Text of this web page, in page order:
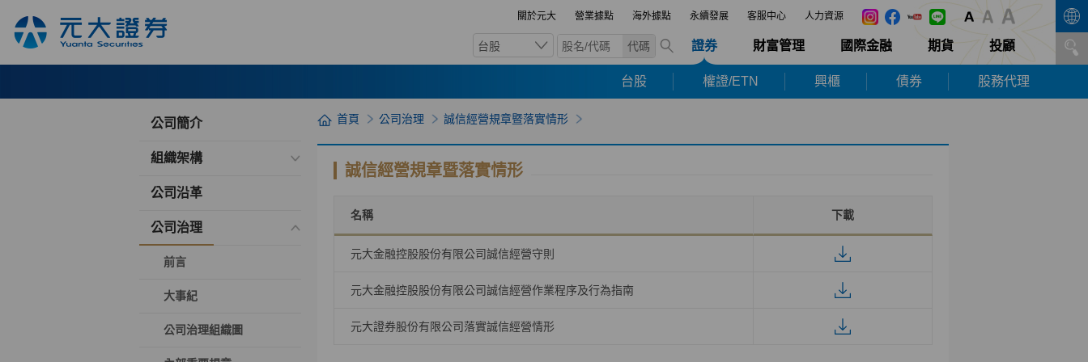
關於元大 營業據點 海外據點 永續發展 客服中心 人力資源
台股 代碼 證券 財富管理 國際金融 期貨 投顧
台股 權證/ETN 興櫃 債券 股務代理
公司簡介
組織架構
公司沿革
公司治理
前言
大事紀
公司治理組織圖
首頁 公司治理 誠信經營規章暨落實情形
誠信經營規章暨落實情形
名稱 下載
元大金融控股股份有限公司誠信經營守則
元大金融控股股份有限公司誠信經營作業程序及行為指南
元大證券股份有限公司落實誠信經營情形